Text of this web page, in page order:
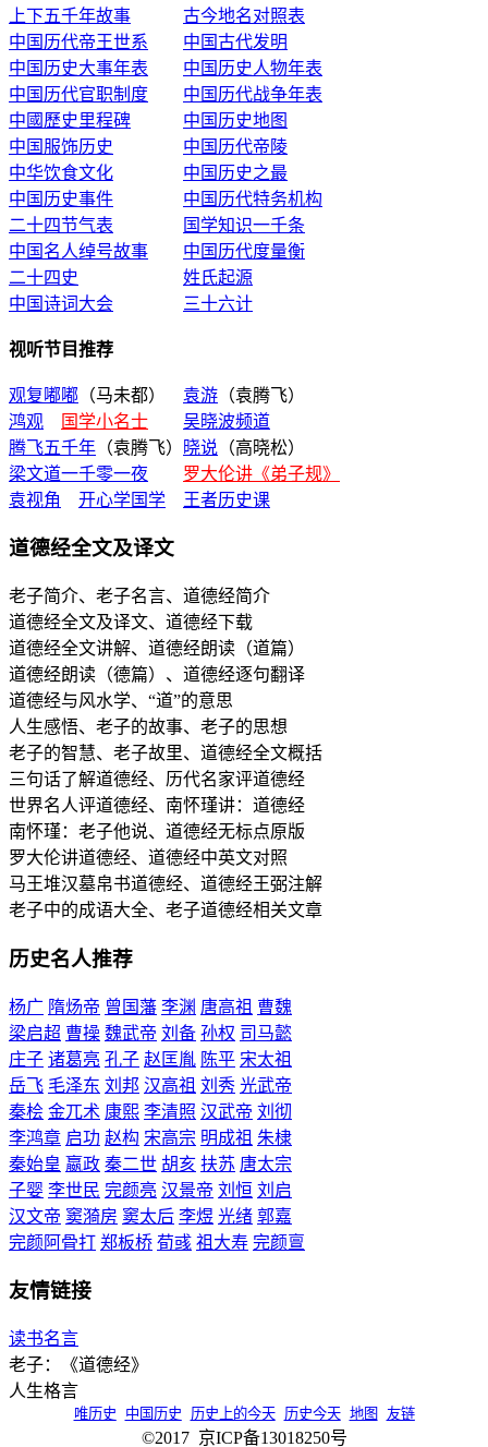
上下五千年故事
古今地名对照表
中国历代帝王世系
中国古代发明
中国历史大事年表
中国历史人物年表
中国历代官职制度
中国历代战争年表
中國歷史里程碑
中国历史地图
中国服饰历史
中国历代帝陵
中华饮食文化
中国历史之最
中国历史事件
中国历代特务机构
二十四节气表
国学知识一千条
中国名人绰号故事
中国历代度量衡
二十四史
姓氏起源
中国诗词大会
三十六计
视听节目推荐
观复嘟嘟 （马未都） 袁游 （袁腾飞）
鸿观
国学小名士
吴晓波频道
腾飞五千年 （袁腾飞） 晓说 （高晓松）
梁文道一千零一夜
罗大伦讲《弟子规》
袁视角
开心学国学 王者历史课
道德经全文及译文
老子简介、老子名言、道德经简介
道德经全文及译文、道德经下载
道德经全文讲解、道德经朗读（道篇）
道德经朗读（德篇）、道德经逐句翻译
道德经与风水学、“道”的意思
人生感悟、老子的故事、老子的思想
老子的智慧、老子故里、道德经全文概括
三句话了解道德经、历代名家评道德经
世界名人评道德经、南怀瑾讲：道德经
南怀瑾：老子他说、道德经无标点原版
罗大伦讲道德经、道德经中英文对照
马王堆汉墓帛书道德经、道德经王弼注解
老子中的成语大全、老子道德经相关文章
历史名人推荐
杨广 隋炀帝 曾国藩 李渊 唐高祖 曹魏
梁启超 曹操 魏武帝 刘备 孙权 司马懿
庄子 诸葛亮 孔子 赵匡胤 陈平 宋太祖
岳飞 毛泽东 刘邦 汉高祖 刘秀 光武帝
秦桧 金兀术 康熙 李清照 汉武帝 刘彻
李鸿章 启功 赵构 宋高宗 明成祖 朱棣
秦始皇 嬴政 秦二世 胡亥 扶苏 唐太宗
子婴 李世民 完颜亮 汉景帝 刘恒 刘启
汉文帝 窦漪房 窦太后 李煜 光绪 郭嘉
完颜阿骨打 郑板桥 荀彧 祖大寿 完颜亶
友情链接
读书名言
老子：《道德经》
人生格言
唯历史 中国历史 历史上的今天 历史今天 地图 友链
©2017 京ICP备13018250号